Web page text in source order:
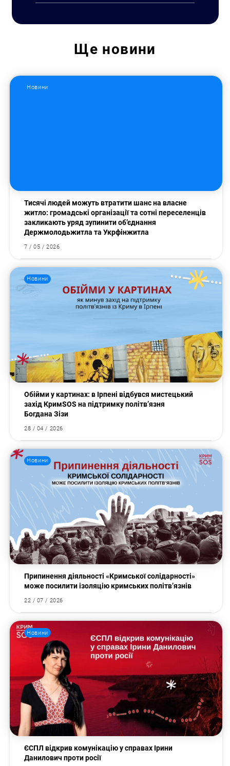
Пошук за запитом:
Ще новини
Новини
Тисячі людей можуть втратити шанс на власне
житло: громадські організації та сотні переселенців
закликають уряд зупинити об’єднання
Держмолодьжитла та Укрфінжитла
7 / 05 / 2026
Новини
Обійми у картинах: в Ірпені відбувся мистецький
захід КримSOS на підтримку політв’язня
Богдана Зізи
28 / 04 / 2026
Новини
Припинення діяльності «Кримської солідарності»
може посилити ізоляцію кримських політв’язнів
22 / 07 / 2026
Новини
ЄСПЛ відкрив комунікацію у справах Ірини
Данилович проти росії